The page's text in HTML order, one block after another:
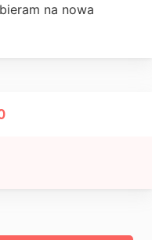
na nowa